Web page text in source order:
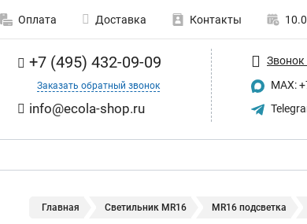
Оплата Доставка Контакты
+7 (495) 432-09-09
Заказать обратный звонок
info@ecola-shop.ru
Звонок
MAX:
Главная Светильник MR16 MR16 подсветка